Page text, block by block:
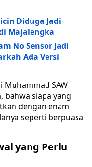
Diduga Jadi
Majalengka
No Sensor Jadi
Ada Versi
Muhammad SAW
bahwa siapa yang
dengan enam
seperti berpuasa
yang Perlu